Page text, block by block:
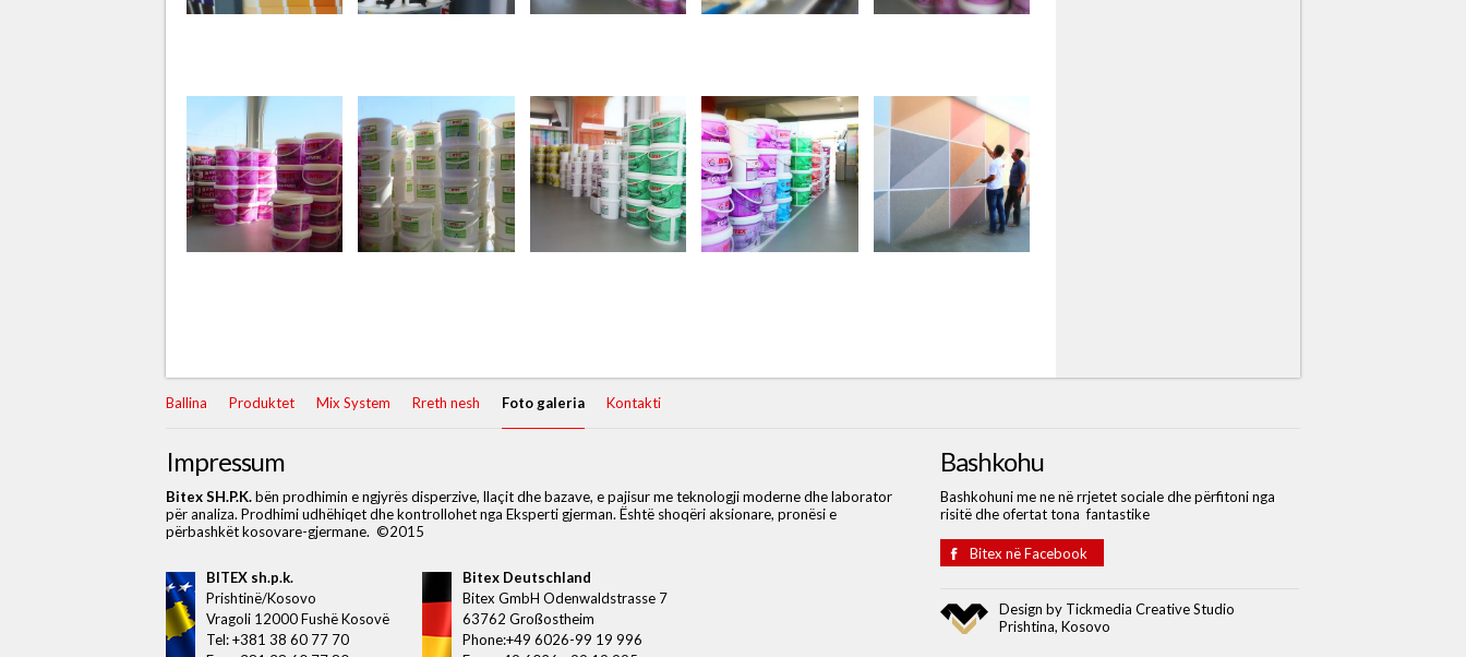
Ballina Produktet Mix System Rreth nesh Foto galeria Kontakti
Impressum
Bitex SH.P.K.bën prodhimin e ngjyrës disperzive, llaçit dhe bazave, e pajisur me teknologji moderne dhe laborator
për analiza. Prodhimi udhëhiqet dhe kontrollohet nga Eksperti gjerman. Është shoqëri aksionare, pronësi e
përbashkët kosovare-gjermane. ©2015
BITEX sh.p.k.
Prishtinë/Kosovo
Vragoli 12000 Fushë Kosovë
Tel: +381 38 60 77 70
Bitex Deutschland
Bitex GmbH Odenwaldstrasse 7
63762 Großostheim
Phone:+49 6026-99 19 996
Bashkohu
Bashkohuni me ne në rrjetet sociale dhe përfitoni nga
risitë dhe ofertat tona fantastike
Bitex në Facebook
Design by Tickmedia Creative Studio
Prishtina, Kosovo